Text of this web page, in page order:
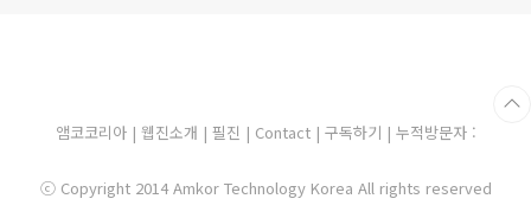
앰코코리아| 웹진소개 | 필진 | Contact | 구독하기 | 누적방문자 :
ⓒ Copyright 2014 Amkor Technology Korea All rights reserved